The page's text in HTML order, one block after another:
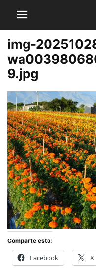
img-
9.jpg
Comparte esto:
Facebook X